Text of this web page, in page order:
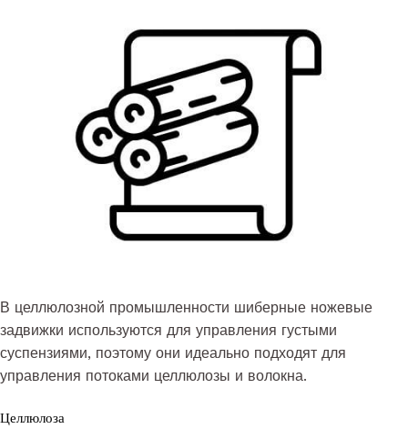
В целлюлозной промышленности шиберные ножевые
задвижки используются для управления густыми
суспензиями, поэтому они идеально подходят для
управления потоками целлюлозы и волокна.
Целлюлоза